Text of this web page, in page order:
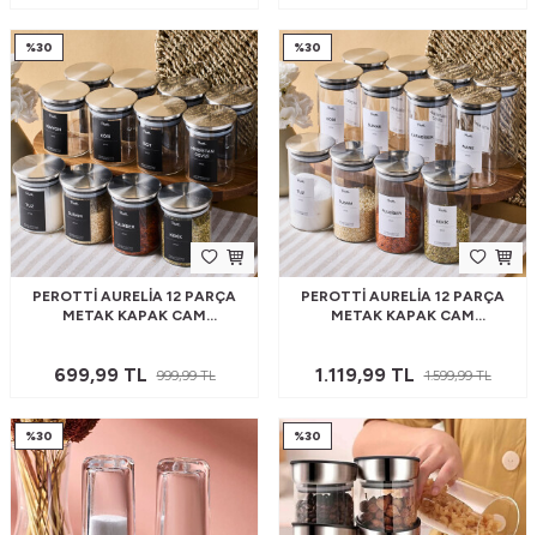
%30
PEROTTI AURELIA 12 PARÇA
METAK KAPAK CAM
699,99TL 999,99TL
%30
PEROTTI AURELIA 12 PARÇA
METAK KAPAK CAM
1.119,99TL 1.599,99TL
%30 %30